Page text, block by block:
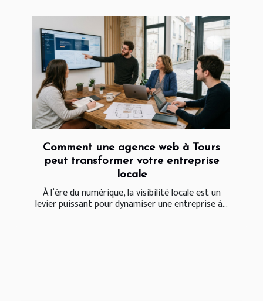
Comment une agence web à Tours
peut transformer votre entreprise
locale
À l’ère du numérique, la visibilité locale est un
levier puissant pour dynamiser une entreprise à...